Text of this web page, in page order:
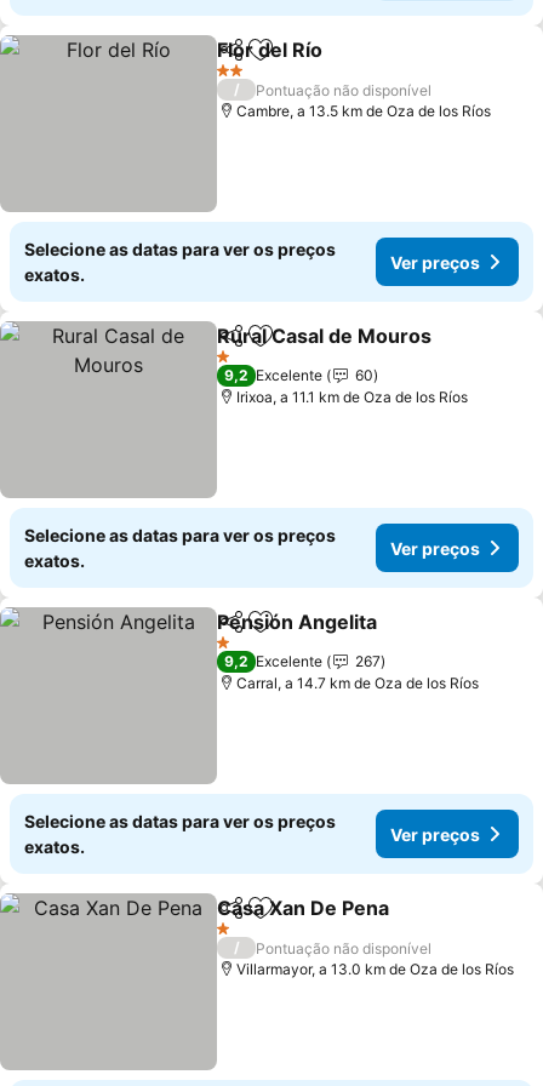
PartilharAdicionar aos favoritos
Flor del Río
2 Estrelas
/
Pontuação não disponível
Cambre, a 13.5 km de Oza de los Ríos
Selecione as datas para ver os preços
exatos.
Ver preços
PartilharAdicionar aos favoritos
Rural Casal de Mouros
1 Estrelas
9,2 Excelente
60
Irixoa, a 11.1 km de Oza de los Ríos
Selecione as datas para ver os preços
exatos.
Ver preços
PartilharAdicionar aos favoritos
Pensión Angelita
1 Estrelas
9,2 Excelente
267
Carral, a 14.7 km de Oza de los Ríos
Selecione as datas para ver os preços
exatos.
Ver preços
PartilharAdicionar aos favoritos
Casa Xan De Pena
1 Estrelas
/
Pontuação não disponível
Villarmayor, a 13.0 km de Oza de los Ríos